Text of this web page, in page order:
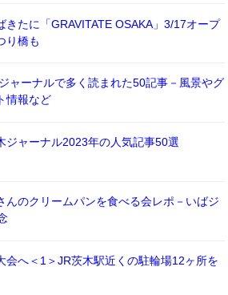
きたに「GRAVITATE OSAKA」3/17オープ
り橋も
ャーナルで多く読まれた50記事－風景やグ
情報など
ジャーナル2023年の人気記事50選
んのクリームパンを食べる会レポ－いばジ
会へ＜1＞JR茨木駅近くの駐輪場12ヶ所を